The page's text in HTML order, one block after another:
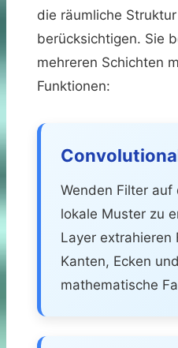
die räumliche
berücksichtigen. Sie
mehreren Schichten
Funktionen:
Wenden Filter auf
lokale Muster zu
Layer extrahieren
Kanten, Ecken
mathematische